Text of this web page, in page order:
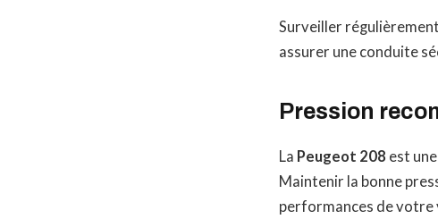
Surveiller
assurer une conduite
Pression
La Peugeot 208 est
Maintenir la bonne
performances de votre